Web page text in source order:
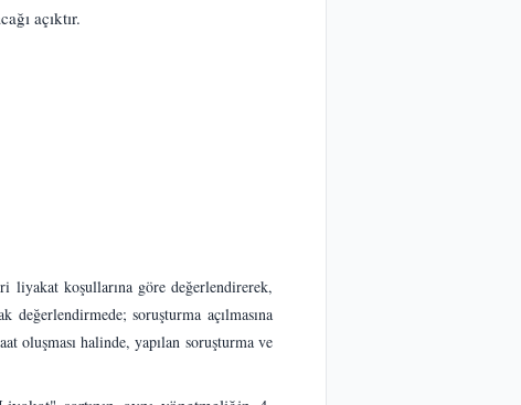
açıktır.
liyakat koşullarına göre değerlendirerek,
soruşturma açılmasına
oluşması halinde, yapılan soruşturma ve